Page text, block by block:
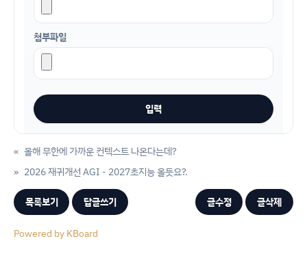
첨부파일
« 올해 무한에 가까운 컨텍스트 나온다는데?
2026 재귀개선 AGI - 2027초지능 올듯요?.
»
목록보기 답글쓰기 글수정 글삭제
Powered by KBoard